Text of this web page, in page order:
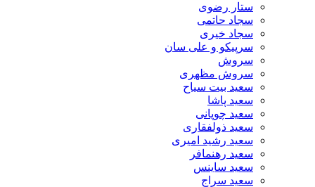
ستار رضوی
سجاد حاتمی
سجاد خیری
سرپیکو و علی سان
سروش
سروش مظهری
سعید بیت سیاح
سعید پاشا
سعید چوپانی
سعید ذولفقاری
سعید رشید امیری
سعید رهنمافر
سعید ساینس
سعید سراج